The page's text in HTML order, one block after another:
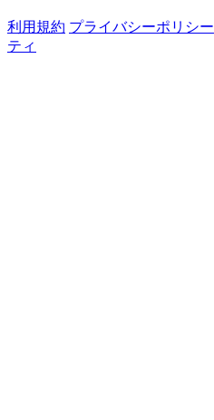
利用規約 プライバシーポリシー
ティ